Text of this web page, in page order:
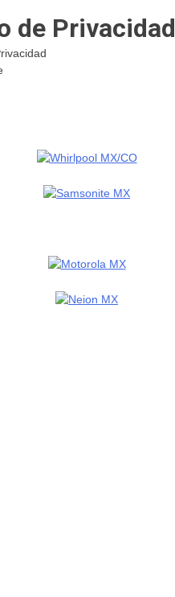
de Privacidad